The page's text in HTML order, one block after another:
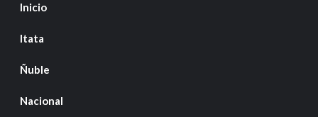
Inicio
Itata
Ñuble
Nacional